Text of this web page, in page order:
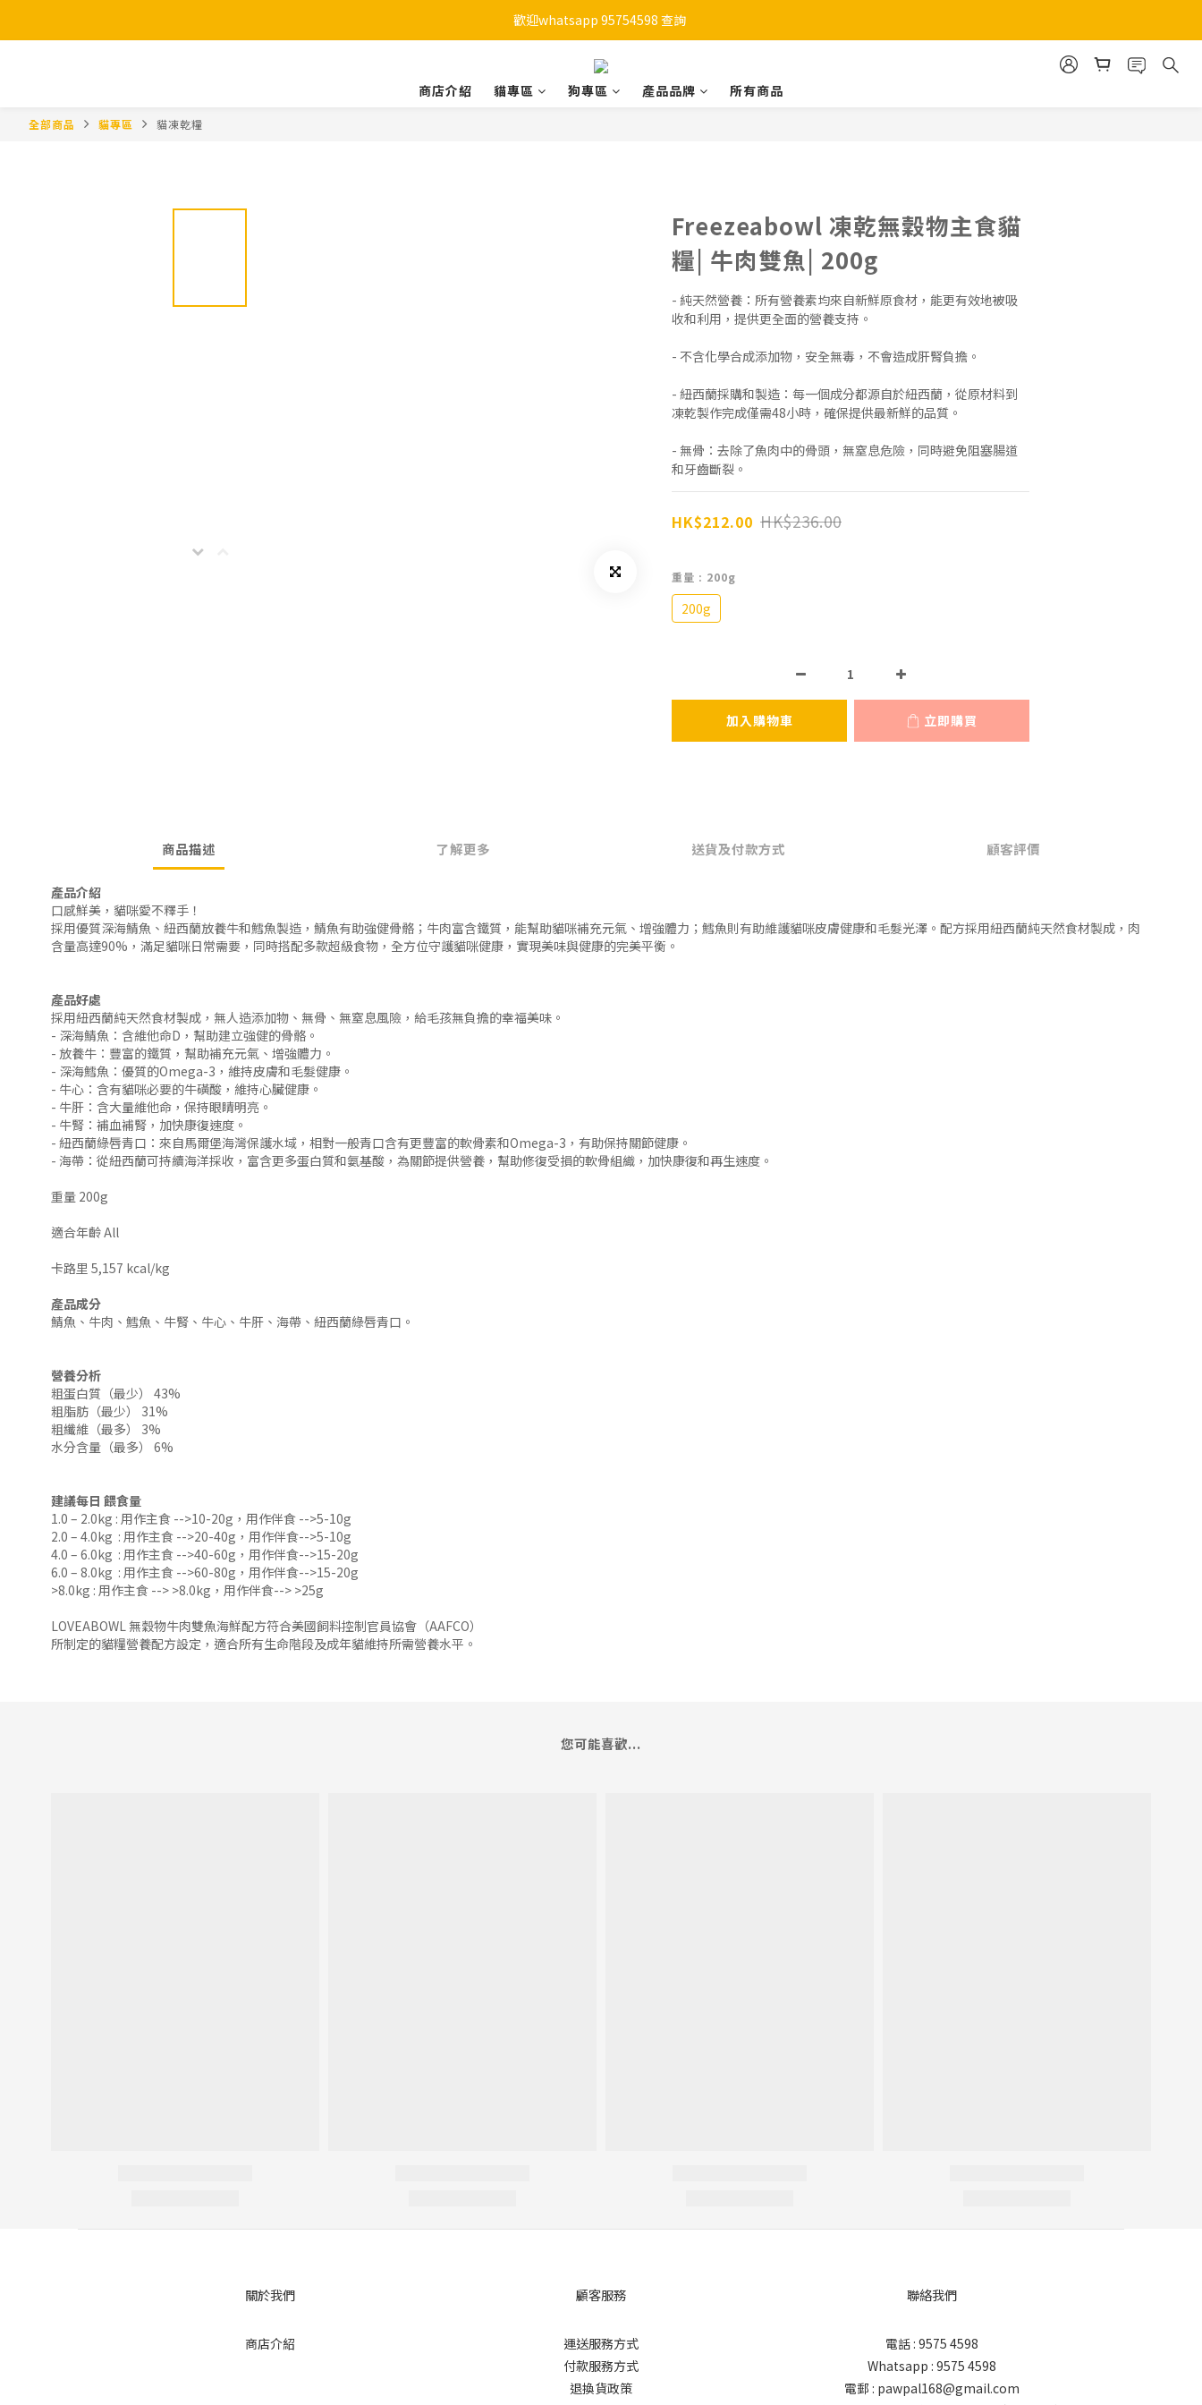
購物滿HKD 450 免運費
歡迎whatsapp 95754598 查詢
購物滿HKD 450 免運費
商店介紹
貓專區 狗專區 產品品牌 所有商品
全部商品 貓專區 貓凍乾糧
Freezeabowl 凍乾無穀物主食貓
糧| 牛肉雙魚| 200g
- 純天然營養：所有營養素均來自新鮮原食材，能更有效地被吸
收和利用，提供更全面的營養支持。
- 不含化學合成添加物，安全無毒，不會造成肝腎負擔。
- 紐西蘭採購和製造：每一個成分都源自於紐西蘭，從原材料到
凍乾製作完成僅需48小時，確保提供最新鮮的品質。
- 無骨：去除了魚肉中的骨頭，無窒息危險，同時避免阻塞腸道
和牙齒斷裂。
HK$212.00 HK$236.00
重量 : 200g
200g
加入購物車 立即購買
商品描述 了解更多 送貨及付款方式 顧客評價
產品介紹
口感鮮美，貓咪愛不釋手！
採用優質深海鯖魚、紐西蘭放養牛和鱈魚製造，鯖魚有助強健骨骼；牛肉富含鐵質，能幫助貓咪補充元氣、增強體力；鱈魚則有助維護貓咪皮膚健康和毛髮光澤。配方採用紐西蘭純天然食材製成，肉
含量高達90%，滿足貓咪日常需要，同時搭配多款超級食物，全方位守護貓咪健康，實現美味與健康的完美平衡。
產品好處
採用紐西蘭純天然食材製成，無人造添加物、無骨、無窒息風險，給毛孩無負擔的幸福美味。
- 深海鯖魚：含維他命D，幫助建立強健的骨骼。
- 放養牛：豐富的鐵質，幫助補充元氣、增強體力。
- 深海鱈魚：優質的Omega-3，維持皮膚和毛髮健康。
- 牛心：含有貓咪必要的牛磺酸，維持心臟健康。
- 牛肝：含大量維他命，保持眼睛明亮。
- 牛腎：補血補腎，加快康復速度。
- 紐西蘭綠唇青口：來自馬爾堡海灣保護水域，相對一般青口含有更豐富的軟骨素和Omega-3，有助保持關節健康。
- 海帶：從紐西蘭可持續海洋採收，富含更多蛋白質和氨基酸，為關節提供營養，幫助修復受損的軟骨組織，加快康復和再生速度。
重量 200g
適合年齡 All
卡路里 5,157 kcal/kg
產品成分
鯖魚、牛肉、鱈魚、牛腎、牛心、牛肝、海帶、紐西蘭綠唇青口。
營養分析
粗蛋白質（最少） 43%
粗脂肪（最少） 31%
粗纖維（最多） 3%
水分含量（最多） 6%
建議每日 餵食量
1.0 – 2.0kg : 用作主食 -->10-20g，用作伴食 -->5-10g
2.0 – 4.0kg : 用作主食 -->20-40g，用作伴食-->5-10g
4.0 – 6.0kg : 用作主食 -->40-60g，用作伴食-->15-20g
6.0 – 8.0kg : 用作主食 -->60-80g，用作伴食-->15-20g
>8.0kg : 用作主食 --> >8.0kg，用作伴食--> >25g
LOVEABOWL 無穀物牛肉雙魚海鮮配方符合美國飼料控制官員協會（AAFCO）
所制定的貓糧營養配方設定，適合所有生命階段及成年貓維持所需營養水平。
您可能喜歡...
關於我們
商店介紹
顧客服務
運送服務方式
付款服務方式
退換貨政策
聯絡我們
電話 : 9575 4598
Whatsapp : 9575 4598
電郵 : pawpal168@gmail.com